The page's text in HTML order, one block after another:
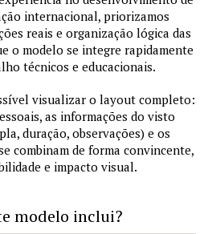
internacional, priorizamos
reais e organização lógica das
o modelo se integre rapidamente
técnicos e educacionais.
visualizar o layout completo:
as informações do visto
duração, observações) e os
combinam de forma convincente,
e impacto visual.
modelo inclui?